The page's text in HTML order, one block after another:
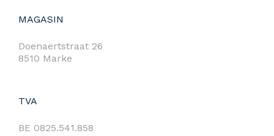
MAGASIN
Doenaertstraat 26
8510 Marke
TVA
BE 0825.541.858